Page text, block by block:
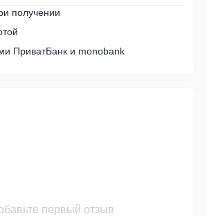
получении
ПриватБанк и monobank
первый отзыв